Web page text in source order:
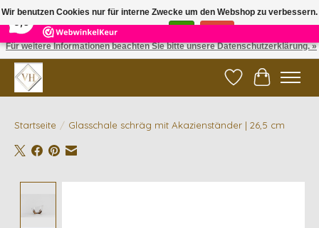
5 Reviews ×
✓ Gratis verzending vanaf €200 | ✓ 14 dagen retourneren
Wunschzettel
Ihr
Startseite / Glasschale schräg mit Akazienständer | 26,5 cm
Wir benutzen Cookies nur für interne Zwecke um den Webshop zu verbessern.
Ist das in Ordnung?
Für weitere Informationen beachten Sie bitte unsere Datenschutzerklärung. »